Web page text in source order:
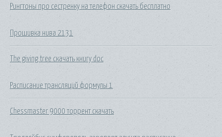
Рингтоны про сестренку на телефон скачать бесплатно
Прошивка нива 2131
The giving tree скачать книгу doc
Расписание трансляций формулы 1
Chessmaster 9000 торрент скачать